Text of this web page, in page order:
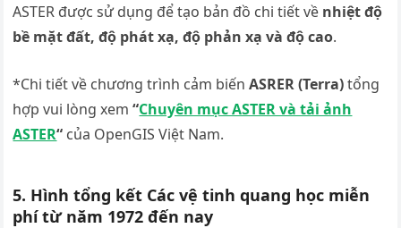
ASTER được sử dụng để tạo bản đồ chi tiết về nhiệt độ
bề mặt đất, độ phát xạ, độ phản xạ và độ cao.
*Chi tiết về chương trình cảm biếnASRER (Terra)tổng
hợp vui lòng xem“Chuyên mục ASTER và tải ảnh
ASTER“ của OpenGIS Việt Nam.
5. Hình tổng kết Các vệ tinh quang học miễn
phí từ năm 1972 đến nay